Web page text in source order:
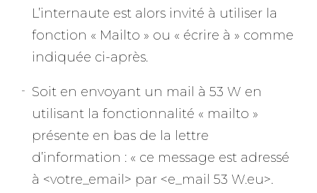
L’internaute est alors invité à utiliser la
fonction « Mailto » ou « écrire à » comme
indiquée ci-après.
Soit en envoyant un mail à 53 W en
utilisant la fonctionnalité « mailto »
présente en bas de la lettre
d’information : « ce message est adressé
à <votre_email> par <e_mail 53 W.eu>.